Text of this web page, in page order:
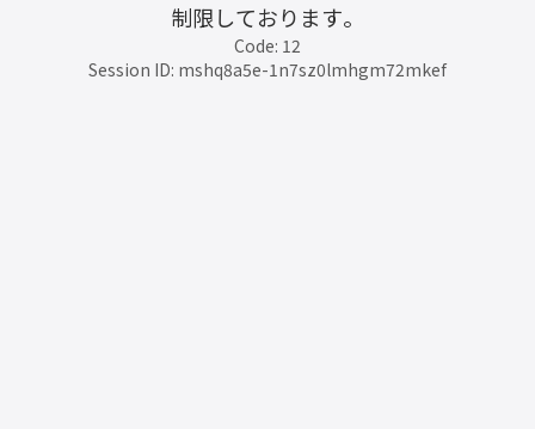
制限しております。
Code: 12
Session ID: mshq8a5e-1n7sz0lmhgm72mkef